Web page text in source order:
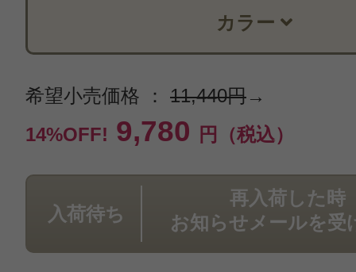
カラー
希望小売価格 ： 11,440円→
14%OFF! 9,780 円（税込）
入荷待ち
再入荷した時
お知らせメールを受